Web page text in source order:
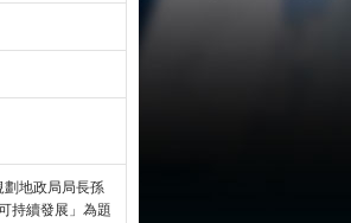
劃地政局局長孫
持續發展」為題